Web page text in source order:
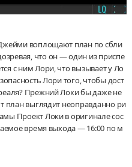
воплощают план по сбли
что он — один из приспе
с ним Лори, что вызывает у Ло
Лори того, чтобы дост
Прежний Локи бы даже не
план выглядит неоправданно ри
Проект Локи в оригинале сос
время выхода — 16:00 по м